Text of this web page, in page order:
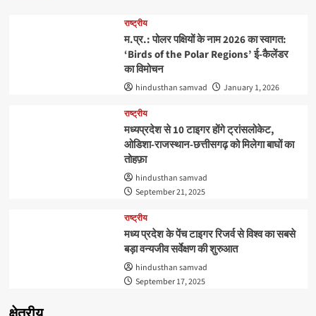
राष्ट्रीय
म.प्र.: पोलर पक्षियों के नाम 2026 का स्वागत:
‘Birds of the Polar Regions’ ई-कैलेंडर
का विमोचन
hindusthan samvad January 1, 2026
राष्ट्रीय
मध्यप्रदेश से 10 टाइगर होंगे ट्रांसलोकेट,
ओडिशा-राजस्थान-छत्तीसगढ़ को मिलेगा बाघों का
तोहफ़ा
hindusthan samvad
September 21, 2025
राष्ट्रीय
मध्य प्रदेश के पेंच टाइगर रिजर्व से विश्व का सबसे
बड़ा वन्यजीव सर्वेक्षण की शुरुआत
hindusthan samvad
September 17, 2025